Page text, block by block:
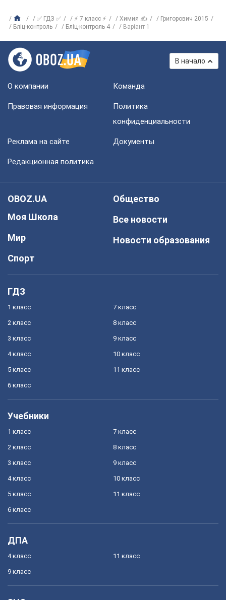
✅ ГДЗ ✅ ⚡ 7 класс ⚡ Химия ✍
Григорович 2015
Бліц-контроль
Бліц-контроль 4 Варіант 1
В начало
О компании Команда
Правовая информация
Политика
конфиденциальности
Реклама на сайте Документы
Редакционная политика
OBOZ.UA
Моя Школа
Мир
Спорт
Общество
Все новости
Новости образования
ГДЗ
1 класс
2 класс
3 класс
4 класс
5 класс
6 класс
7 класс
8 класс
9 класс
10 класс
11 класс
Учебники
1 класс
2 класс
3 класс
4 класс
5 класс
6 класс
7 класс
8 класс
9 класс
10 класс
11 класс
ДПА
4 класс
9 класс
11 класс